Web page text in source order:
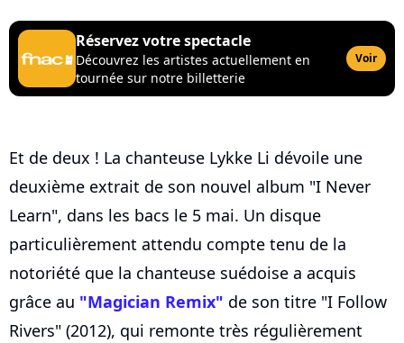
Réservez votre spectacle
Découvrez les artistes actuellement en
tournée sur notre billetterie
Voir
Et de deux ! La chanteuse Lykke Li dévoile une
deuxième extrait de son nouvel album "I Never
Learn", dans les bacs le 5 mai. Un disque
particulièrement attendu compte tenu de la
notoriété que la chanteuse suédoise a acquis
grâce au "Magician Remix" de son titre "I Follow
Rivers" (2012), qui remonte très régulièrement